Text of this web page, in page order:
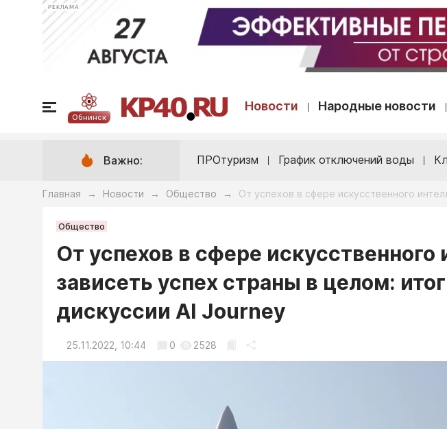
РЕКЛАМА
Обнинск
Новости Народные новости
Важно: ПРОтуризм График отключений воды
Главная → Новости → Общество → От успехов в сфере искусственного
Общество
От успехов в сфере искусственного
зависеть успех страны в целом:
дискуссии AI Journey
25.11.2022, 10:44 0 2528